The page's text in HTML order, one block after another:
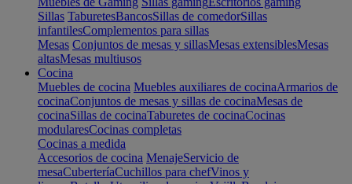
Sillas TaburetesBancosSillas de comedorSillas
infantilesComplementos para sillas
Mesas Conjuntos de mesas y sillasMesas extensiblesMesas
altasMesas multiusos
Cocina
Muebles de cocina Muebles auxiliares de cocinaArmarios de
cocinaConjuntos de mesas y sillas de cocinaMesas de
cocinaSillas de cocinaTaburetes de cocinaCocinas
modularesCocinas completas
Cocinas a medida
Accesorios de cocina MenajeServicio de
mesaCuberteríaCuchillos para chefVinos y